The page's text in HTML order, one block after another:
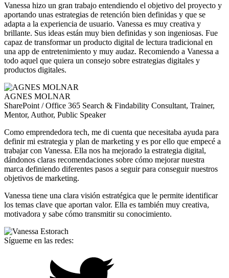
Vanessa hizo un gran trabajo entendiendo el objetivo del proyecto y
aportando unas estrategias de retención bien definidas y que se
adapta a la experiencia de usuario. Vanessa es muy creativa y
brillante. Sus ideas están muy bien definidas y son ingeniosas. Fue
capaz de transformar un producto digital de lectura tradicional en
una app de entretenimiento y muy audaz. Recomiendo a Vanessa a
todo aquel que quiera un consejo sobre estrategias digitales y
productos digitales.
AGNES MOLNAR
SharePoint / Office 365 Search & Findability Consultant, Trainer,
Mentor, Author, Public Speaker
Como emprendedora tech, me di cuenta que necesitaba ayuda para
definir mi estrategia y plan de marketing y es por ello que empecé a
trabajar con Vanessa. Ella nos ha mejorado la estrategia digital,
dándonos claras recomendaciones sobre cómo mejorar nuestra
marca definiendo diferentes pasos a seguir para conseguir nuestros
objetivos de marketing.
Vanessa tiene una clara visión estratégica que le permite identificar
los temas clave que aportan valor. Ella es también muy creativa,
motivadora y sabe cómo transmitir su conocimiento.
Sígueme en las redes: